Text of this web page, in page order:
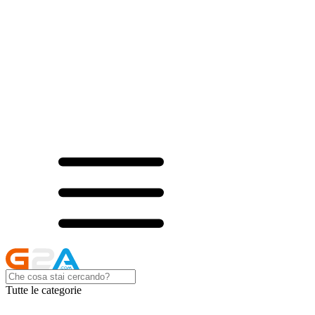
Tutte le categorie